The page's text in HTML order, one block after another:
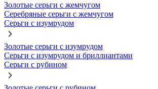
Золотые серьги с жемчугом
Серебряные серьги с жемчугом
Серьги с изумрудом
Золотые серьги с изумрудом
Серьги с изумрудом и бриллиантами
Серьги с рубином